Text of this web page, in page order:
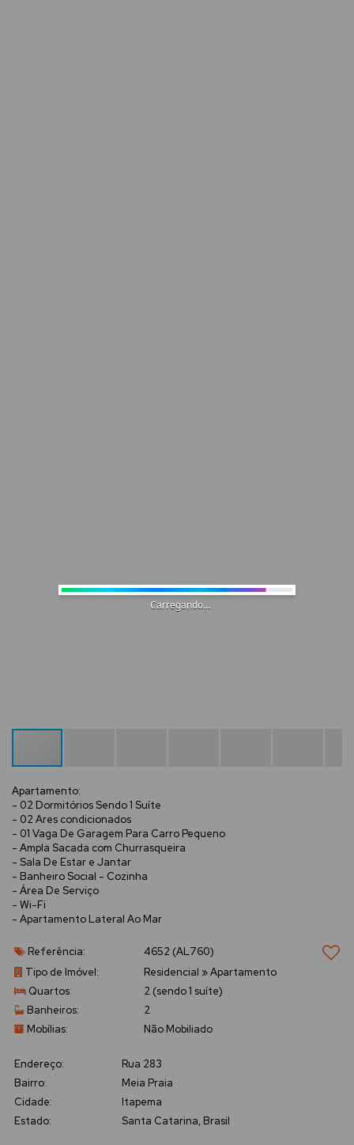
Apartamento:
- 02 Dormitórios Sendo 1 Suíte
- 02 Ares condicionados
- 01 Vaga De Garagem Para Carro Pequeno
- Ampla Sacada com Churrasqueira
- Sala De Estar e Jantar
- Banheiro Social - Cozinha
- Área De Serviço
- Wi-Fi
- Apartamento Lateral Ao Mar
Referência: 4652 (AL760)
Tipo de Imóvel:
Residencial »Apartamento
Quartos:
2 (sendo 1 suíte)
Banheiros:
2
Mobílias:
Não Mobiliado
Endereço:
Rua 283
Bairro:
Meia Praia
Cidade:
Itapema
Estado:
Santa Catarina, Brasil
Carregando...